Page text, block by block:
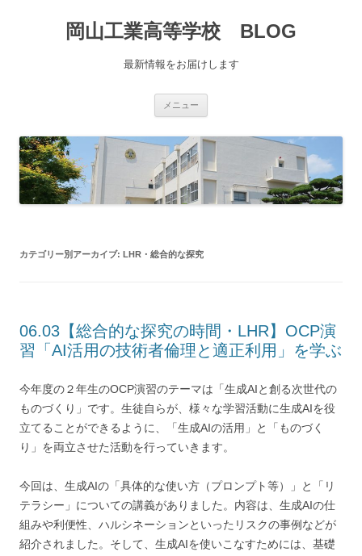
岡山工業高等学校 BLOG
最新情報をお届けします
メニュー
カテゴリー別アーカイブ: LHR・総合的な探究
06.03【総合的な探究の時間・LHR】OCP演
習「AI活用の技術者倫理と適正利用」を学ぶ
今年度の２年生のOCP演習のテーマは「生成AIと創る次世代の
ものづくり」です。生徒自らが、様々な学習活動に生成AIを役
立てることができるように、「生成AIの活用」と「ものづく
り」を両立させた活動を行っていきます。
今回は、生成AIの「具体的な使い方（プロンプト等）」と「リ
テラシー」についての講義がありました。内容は、生成AIの仕
組みや利便性、ハルシネーションといったリスクの事例などが
紹介されました。そして、生成AIを使いこなすためには、基礎